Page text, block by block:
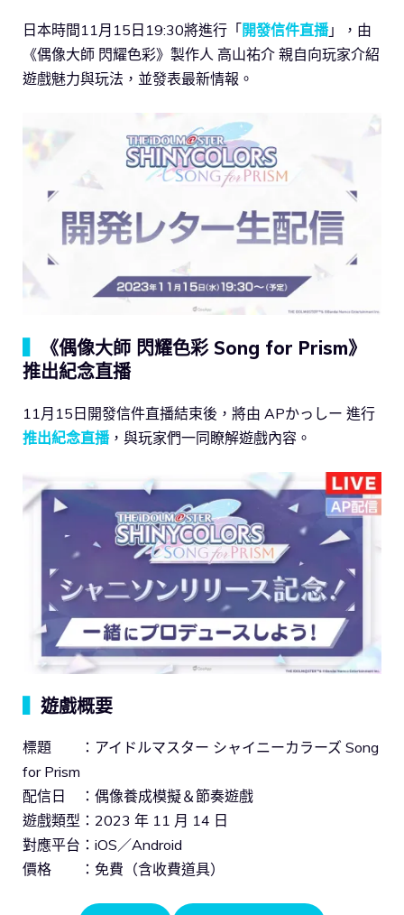
日本時間11月15日19:30將進行「開發信件直播 」，由
《偶像大師 閃耀色彩》製作人 高山祐介 親自向玩家介紹
遊戲魅力與玩法，並發表最新情報。
《偶像大師 閃耀色彩 Song for Prism》
推出紀念直播
11月15日開發信件直播結束後，將由 APかっしー 進行
推出紀念直播 ，與玩家們一同瞭解遊戲內容。
遊戲概要
標題 ：アイドルマスター シャイニーカラーズ Song
for Prism
配信日 ：偶像養成模擬＆節奏遊戲
遊戲類型：2023 年 11 月 14 日
對應平台：iOS／Android
價格 ：免費（含收費道具）